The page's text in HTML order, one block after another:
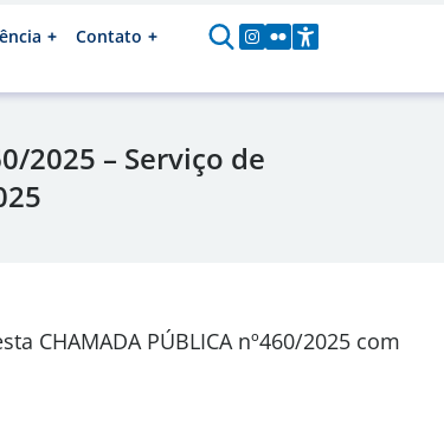
Contato
2025 – Serviço de
CHAMADA PÚBLICA nº460/2025 com